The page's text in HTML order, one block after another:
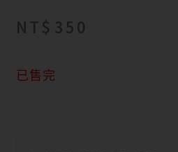
NT$ 350
已售完